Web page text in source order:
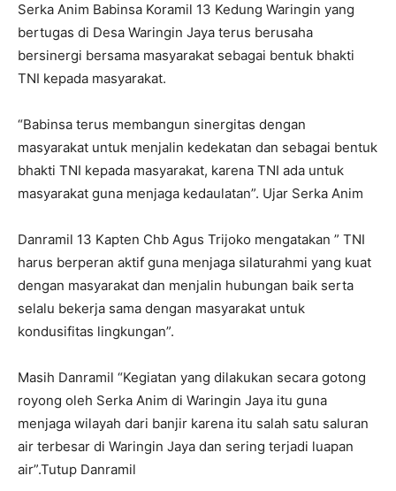
Serka Anim Babinsa Koramil 13 Kedung Waringin yang
bertugas di Desa Waringin Jaya terus berusaha
bersinergi bersama masyarakat sebagai bentuk bhakti
TNI kepada masyarakat.
“Babinsa terus membangun sinergitas dengan
masyarakat untuk menjalin kedekatan dan sebagai bentuk
bhakti TNI kepada masyarakat, karena TNI ada untuk
masyarakat guna menjaga kedaulatan”. Ujar Serka Anim
Danramil 13 Kapten Chb Agus Trijoko mengatakan ” TNI
harus berperan aktif guna menjaga silaturahmi yang kuat
dengan masyarakat dan menjalin hubungan baik serta
selalu bekerja sama dengan masyarakat untuk
kondusifitas lingkungan”.
Masih Danramil “Kegiatan yang dilakukan secara gotong
royong oleh Serka Anim di Waringin Jaya itu guna
menjaga wilayah dari banjir karena itu salah satu saluran
air terbesar di Waringin Jaya dan sering terjadi luapan
air”.Tutup Danramil